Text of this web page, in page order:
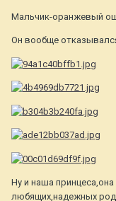
Мальчик-оранжевый
Он вообще
Ну и наша
любящих,надежных